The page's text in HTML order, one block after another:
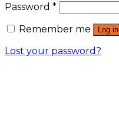
Password *
Remember me
Log in
Lost your password?